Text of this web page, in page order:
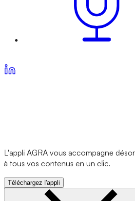
L'appli AGRA vous accompagne
à tous vos contenus en un clic.
Téléchargez l'appli